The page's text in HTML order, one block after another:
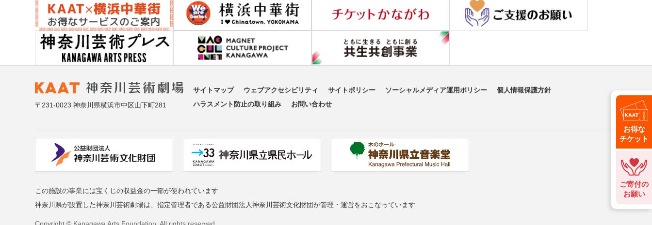
お得な
チケット
ご寄付の
お願い
〒231-0023 神奈川県横浜市中区山下町281
サイトマップ ウェブアクセシビリティ サイトポリシー ソーシャルメディア運用ポリシー
個人情報保護方針
ハラスメント防止の取り組み
お問い合わせ
この施設の事業には宝くじの収益金の一部が使われています
神奈川県が設置した神奈川芸術劇場は、指定管理者である公益財団法人神奈川芸術文化財団が管理・運営をおこなっています
Copyright © Kanagawa Arts Foundation. All rights reserved.